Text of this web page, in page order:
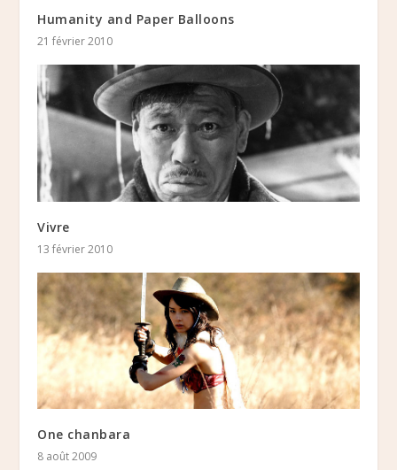
Humanity and Paper Balloons
21 février 2010
Vivre
13 février 2010
One chanbara
8 août 2009